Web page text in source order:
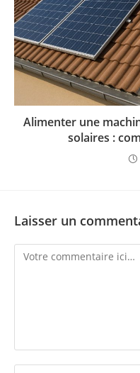
Alimenter une
solaires :
Laisser un